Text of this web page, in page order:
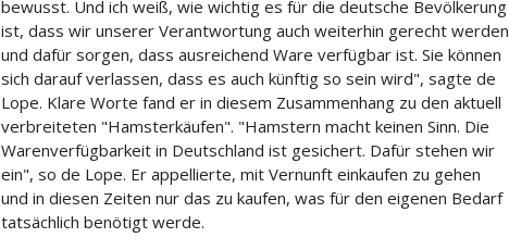
bewusst. Und ich weiß, wie wichtig es für die deutsche Bevölkerung
ist, dass wir unserer Verantwortung auch weiterhin gerecht werden
und dafür sorgen, dass ausreichend Ware verfügbar ist. Sie können
sich darauf verlassen, dass es auch künftig so sein wird", sagte de
Lope. Klare Worte fand er in diesem Zusammenhang zu den aktuell
verbreiteten "Hamsterkäufen". "Hamstern macht keinen Sinn. Die
Warenverfügbarkeit in Deutschland ist gesichert. Dafür stehen wir
ein", so de Lope. Er appellierte, mit Vernunft einkaufen zu gehen
und in diesen Zeiten nur das zu kaufen, was für den eigenen Bedarf
tatsächlich benötigt werde.